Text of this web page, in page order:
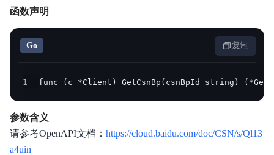
函数声明
Go 复制
1 func (c *Client) GetCsnBp(csnBpId string)
参数含义
请参考OpenAPI文档： https://cloud.baidu.com/doc/CSN/s/Ql13
a4uin